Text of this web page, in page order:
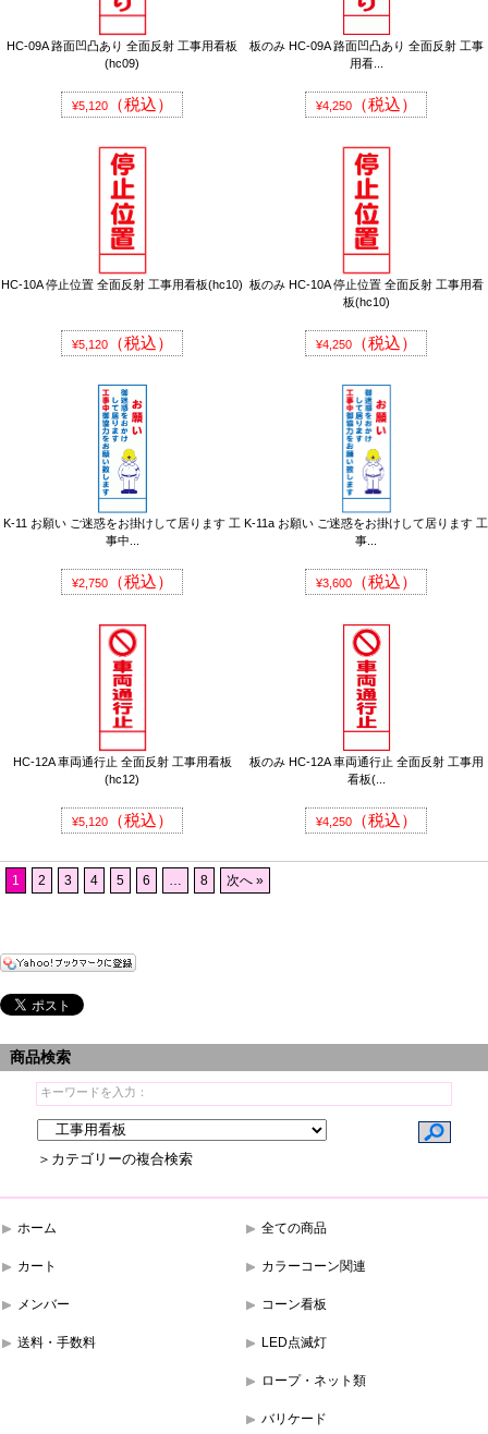
HC-09A 路面凹凸あり 全面反射 工事用看板
(hc09)
¥5,120（税込）
板のみ HC-09A 路面凹凸あり 全面反射 工事
用看...
¥4,250（税込）
HC-10A 停止位置 全面反射 工事用看板(hc10)
¥5,120（税込）
板のみ HC-10A 停止位置 全面反射 工事用看
板(hc10)
¥4,250（税込）
K-11 お願い ご迷惑をお掛けして居ります 工
事中...
¥2,750（税込）
K-11a お願い ご迷惑をお掛けして居ります 工
事...
¥3,600（税込）
HC-12A 車両通行止 全面反射 工事用看板
(hc12)
¥5,120（税込）
板のみ HC-12A 車両通行止 全面反射 工事用
看板(...
¥4,250（税込）
1 2 3 4 5 6 … 8 次へ »
商品検索
＞カテゴリーの複合検索
ホーム
カート
メンバー
送料・手数料
全ての商品
カラーコーン関連
コーン看板
LED点滅灯
ロープ・ネット類
バリケード